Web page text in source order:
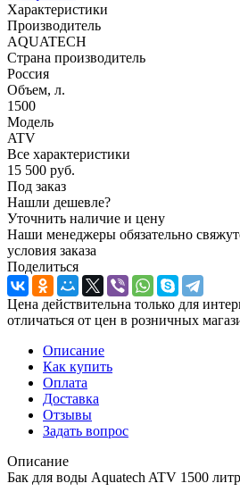
Характеристики
Производитель
AQUATECH
Страна производитель
Россия
Объем, л.
1500
Модель
ATV
Все характеристики
15 500 руб.
Под заказ
Нашли дешевле?
Уточнить наличие и цену
Наши менеджеры обязательно
условия заказа
Поделиться
Цена действительна только для
отличаться от цен в розничных
Описание
Как купить
Оплата
Доставка
Отзывы
Задать вопрос
Описание
Бак для воды Aquatech ATV 1500